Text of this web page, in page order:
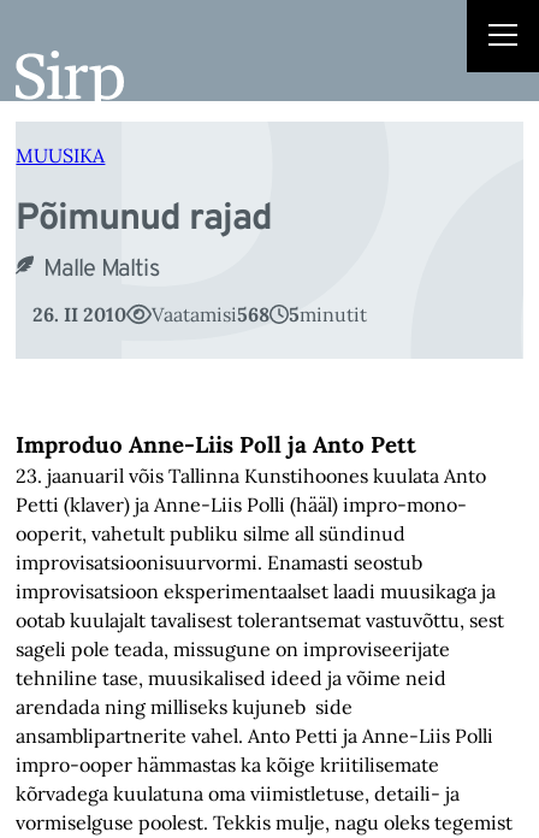
juurde
MUUSIKA
Põimunud rajad
Malle Maltis
26. II 2010 Vaatamisi568 5minutit
Improduo Anne-Liis Poll ja Anto Pett
23. jaanuaril võis Tallinna Kunstihoones kuulata Anto
Petti (klaver) ja Anne-Liis Polli (hääl) impro-mono-
ooperit, vahetult publiku silme all sündinud
improvisatsioonisuurvormi. Enamasti seostub
improvisatsioon eksperimentaalset laadi muusikaga ja
ootab kuulajalt tavalisest tolerantsemat vastuvõttu, sest
sageli pole teada, missugune on improviseerijate
tehniline tase, muusikalised ideed ja võime neid
arendada ning milliseks kujuneb side
ansamblipartnerite vahel. Anto Petti ja Anne-Liis Polli
impro-ooper hämmastas ka kõige kriitilisemate
kõrvadega kuulatuna oma viimistletuse, detaili- ja
vormiselguse poolest. Tekkis mulje, nagu oleks tegemist